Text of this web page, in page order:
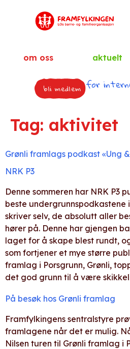
om oss aktuelt
bli medlem for
Tag: aktivitet
Grønli framlags podkast «Ung
NRK P3
Denne sommeren har NRK P3
beste undergrunnspodkastene
skriver selv, de absolutt aller
hører på. Denne har gjengen
laget for å skape blest rundt,
som fortjener et mye større
framlag i Porsgrunn, Grønli,
det god grunn til å være
På besøk hos Grønli framlag
Framfylkingens sentralstyre
framlagene når det er mulig.
Nilsen turen til Grønli framlag i